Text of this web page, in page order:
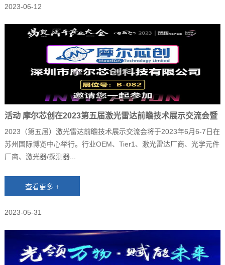
2023-06-12
活动 摩尔芯创在2023第五届激光雷达前瞻技术展示交流会暨
展览会等你！
2023（第五届）激光雷达前瞻技术展示交流会将于2023年6月6-7日在
苏州国际博览中心举行。行业OEM、Tier1、激光雷达厂商、光学元件
厂商、激光器/探测器...
2023-05-31